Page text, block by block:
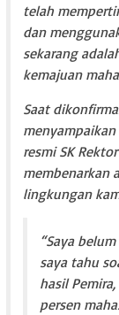
telah
dan
sekarang
kemajuan
Saat
resmi SK
membenarkan
lingkungan
“Saya
saya tahu
hasil
persen